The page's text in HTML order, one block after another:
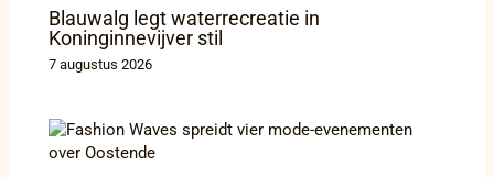
Blauwalg legt waterrecreatie in
Koninginnevijver stil
7 augustus 2026